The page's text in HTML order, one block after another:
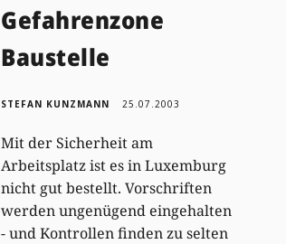
Gefahrenzone
Baustelle
STEFAN KUNZMANN 25.07.2003
Mit der Sicherheit am
Arbeitsplatz ist es in Luxemburg
nicht gut bestellt. Vorschriften
werden ungenügend eingehalten
- und Kontrollen finden zu selten